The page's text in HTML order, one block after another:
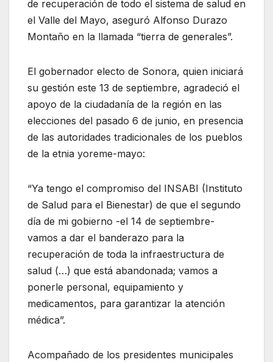
de recuperación de todo el sistema de salud en
el Valle del Mayo, aseguró Alfonso Durazo
Montaño en la llamada “tierra de generales”.
El gobernador electo de Sonora, quien iniciará
su gestión este 13 de septiembre, agradeció el
apoyo de la ciudadanía de la región en las
elecciones del pasado 6 de junio, en presencia
de las autoridades tradicionales de los pueblos
de la etnia yoreme-mayo:
“Ya tengo el compromiso del INSABI (Instituto
de Salud para el Bienestar) de que el segundo
día de mi gobierno -el 14 de septiembre-
vamos a dar el banderazo para la
recuperación de toda la infraestructura de
salud (…) que está abandonada; vamos a
ponerle personal, equipamiento y
medicamentos, para garantizar la atención
médica”.
Acompañado de los presidentes municipales